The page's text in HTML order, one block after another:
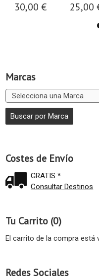
Marcas
Costes de Envío
GRATIS *
Consultar Destinos
Tu Carrito (0)
El carrito de la compra está
Redes Sociales
30,00 € 25,00